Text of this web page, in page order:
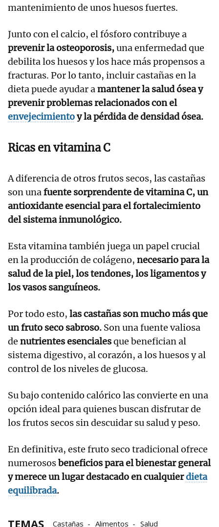
mantenimiento de unos huesos fuertes.
Junto con el calcio, el fósforo contribuye a
prevenir la osteoporosis,una enfermedad que
debilita los huesos y los hace más propensos a
fracturas. Por lo tanto, incluir castañas en la
dieta puede ayudar amantener la salud ósea y
prevenir problemas relacionados con el
envejecimientoy la pérdida de densidad ósea.
Ricas en vitamina C
A diferencia de otros frutos secos, las castañas
son unafuente sorprendente de vitamina C, un
antioxidante esencial para el fortalecimiento
del sistema inmunológico.
Esta vitamina también juega un papel crucial
en la producción de colágeno, necesario para la
salud de la piel, los tendones, los ligamentos y
los vasos sanguíneos.
Por todo esto, las castañas son mucho más que
un fruto seco sabroso. Son una fuente valiosa
de nutrientes esencialesque benefician al
sistema digestivo, al corazón, a los huesos y al
control de los niveles de glucosa.
Su bajo contenido calórico las convierte en una
opción ideal para quienes buscan disfrutar de
los frutos secos sin descuidar su salud y peso.
En definitiva, este fruto seco tradicional ofrece
numerososbeneficios para el bienestar general
y merece un lugar destacado en cualquierdieta
equilibrada.
TEMAS Castañas Alimentos Salud